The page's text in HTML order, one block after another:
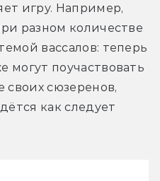
игру. Например,
разном количестве
вассалов: теперь
могут поучаствовать
своих сюзеренов,
как следует